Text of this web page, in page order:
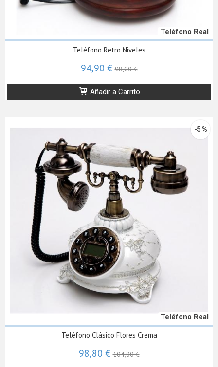
Teléfono Real
Teléfono Retro Niveles
94,90 €98,00 €
Añadir a Carrito
Teléfono Real
-5 %
Teléfono Clásico Flores Crema
98,80 €104,00 €